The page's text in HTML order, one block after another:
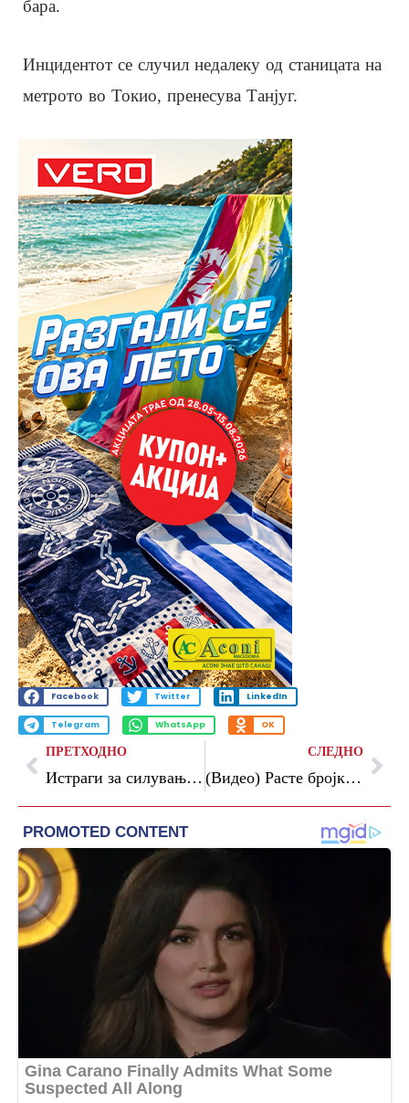
бара.
Инцидентот се случил недалеку од станицата на
метрото во Токио, пренесува Танјуг.
Facebook Twitter LinkedIn
Telegram WhatsApp OK
ПРЕТХОДНО
Истраги за силувања на деца во градинки и основни училишта: Франција потресена од голем скандал
СЛЕДНО
(Видео) Расте бројката на повредени во трамвајската несреќа во Белград: меѓу нив има и две деца